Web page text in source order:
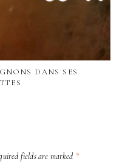
DANS SES
fields are marked *